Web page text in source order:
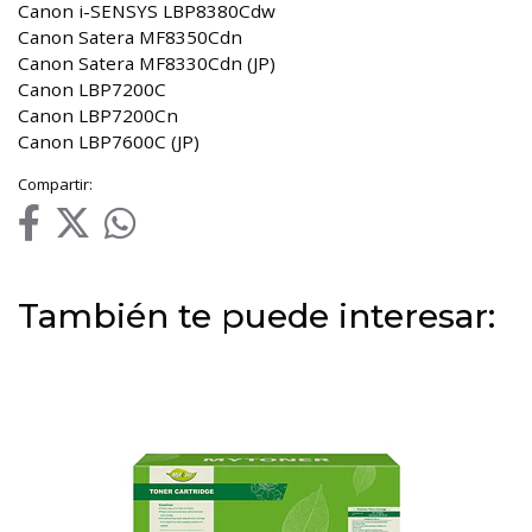
Canon i-SENSYS LBP8380Cdw
Canon Satera MF8350Cdn
Canon Satera MF8330Cdn (JP)
Canon LBP7200C
Canon LBP7200Cn
Canon LBP7600C (JP)
Compartir:
También te puede interesar: